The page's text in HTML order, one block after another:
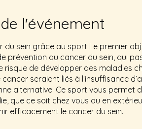
l'événement
du sein grâce au sport Le premier
prévention du cancer du sein, qui
risque de développer des maladies
seraient liés à l’insuffisance
alternative. Ce sport vous permet
que ce soit chez vous ou en
efficacement le cancer du sein.